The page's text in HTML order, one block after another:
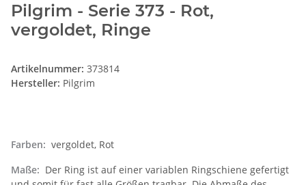
Pilgrim - Serie 373 - Rot,
vergoldet, Ringe
Artikelnummer: 373814
Hersteller: Pilgrim
Farben: vergoldet, Rot
Maße: Der Ring ist auf einer variablen Ringschiene gefertigt